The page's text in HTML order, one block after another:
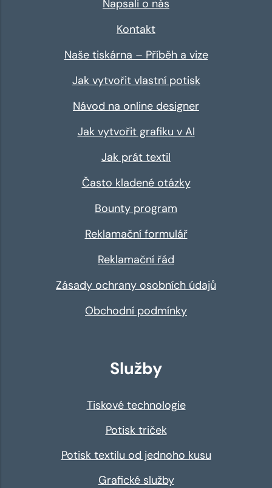
Napsali o nás
Kontakt
Naše tiskárna – Příběh a vize
Jak vytvořit vlastní potisk
Návod na online designer
Jak vytvořit grafiku v AI
Jak prát textil
Často kladené otázky
Bounty program
Reklamační formulář
Reklamační řád
Zásady ochrany osobních údajů
Obchodní podmínky
Služby
Tiskové technologie
Potisk triček
Potisk textilu od jednoho kusu
Grafické služby